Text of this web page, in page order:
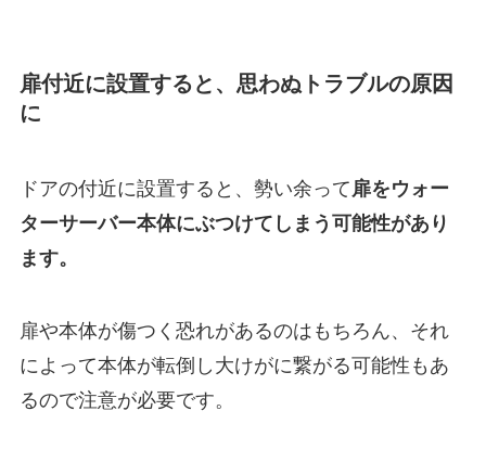
扉付近に設置すると、思わぬトラブルの原因
に
ドアの付近に設置すると、勢い余って 扉をウォー
ターサーバー本体にぶつけてしまう可能性があり
ます。
扉や本体が傷つく恐れがあるのはもちろん、それ
によって本体が転倒し大けがに繋がる可能性もあ
るので注意が必要です。